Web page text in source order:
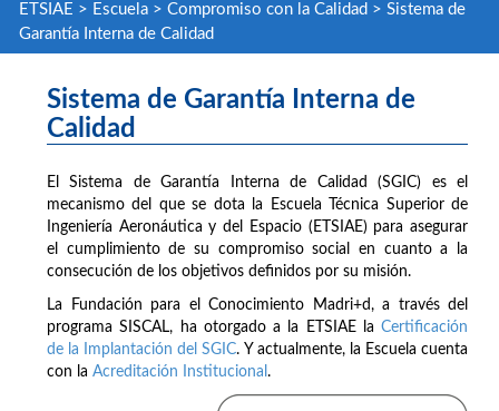
ETSIAE > Escuela> Compromiso con la Calidad > Sistema de
Garantía Interna de Calidad
Sistema de Garantía Interna de
Calidad
El Sistema de Garantía Interna de Calidad (SGIC) es el
mecanismo del que se dota la Escuela Técnica Superior de
Ingeniería Aeronáutica y del Espacio (ETSIAE) para asegurar
el cumplimiento de su compromiso social en cuanto a la
consecución de los objetivos definidos por su misión.
La Fundación para el Conocimiento Madri+d, a través del
programa SISCAL, ha otorgado a la ETSIAE la Certificación
de la Implantación del SGIC. Y actualmente, la Escuela cuenta
con la Acreditación Institucional .